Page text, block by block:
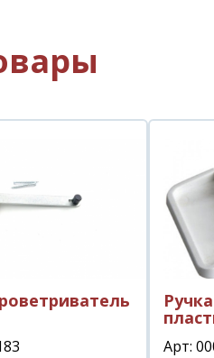
Арт: